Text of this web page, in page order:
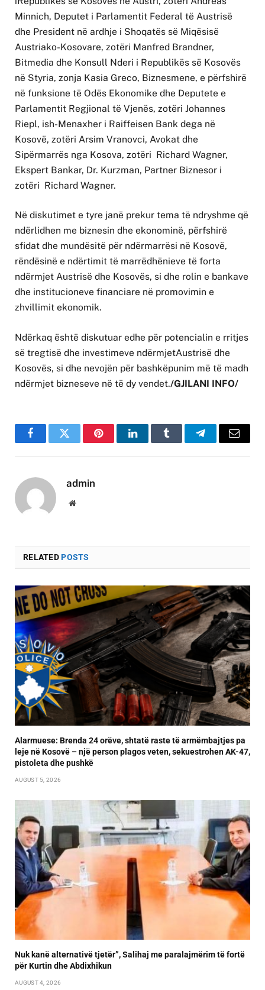
Minnich, Deputet i Parlamentit Federal të Austrisë
dhe President në ardhje i Shoqatës së Miqësisë
Austriako-Kosovare, zotëri Manfred Brandner,
Bitmedia dhe Konsull Nderi i Republikës së Kosovës
në Styria, zonja Kasia Greco, Biznesmene, e përfshirë
në funksione të Odës Ekonomike dhe Deputete e
Parlamentit Regjional të Vjenës, zotëri Johannes
Riepl, ish-Menaxher i Raiffeisen Bank dega në
Kosovë, zotëri Arsim Vranovci, Avokat dhe
Sipërmarrës nga Kosova, zotëri Richard Wagner,
Ekspert Bankar, Dr. Kurzman, Partner Biznesor i
zotëri Richard Wagner.
Në diskutimet e tyre janë prekur tema të ndryshme që
ndërlidhen me biznesin dhe ekonominë, përfshirë
sfidat dhe mundësitë për ndërmarrësi në Kosovë,
rëndësinë e ndërtimit të marrëdhënieve të forta
ndërmjet Austrisë dhe Kosovës, si dhe rolin e bankave
dhe institucioneve financiare në promovimin e
zhvillimit ekonomik.
Ndërkaq është diskutuar edhe për potencialin e rritjes
së tregtisë dhe investimeve ndërmjetAustrisë dhe
Kosovës, si dhe nevojën për bashkëpunim më të madh
ndërmjet bizneseve në të dy vendet./GJILANI INFO/
FacebookTwitter PinterestLinkedInTumblr TelegramEmail
admin
Website
RELATEDPOSTS
Alarmuese: Brenda 24 orëve, shtatë raste të armëmbajtjes pa
leje në Kosovë – një person plagos veten, sekuestrohen AK-47,
pistoleta dhe pushkë
AUGUST 5, 2026
Nuk kanë alternativë tjetër”, Salihaj me paralajmërim të fortë
për Kurtin dhe Abdixhikun
AUGUST 4, 2026